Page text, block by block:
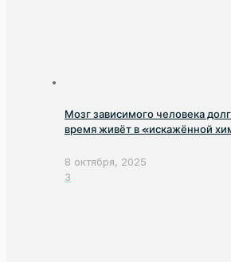
Мозг зависимого человека
время живёт в «искажённой
8 октября, 2025
3